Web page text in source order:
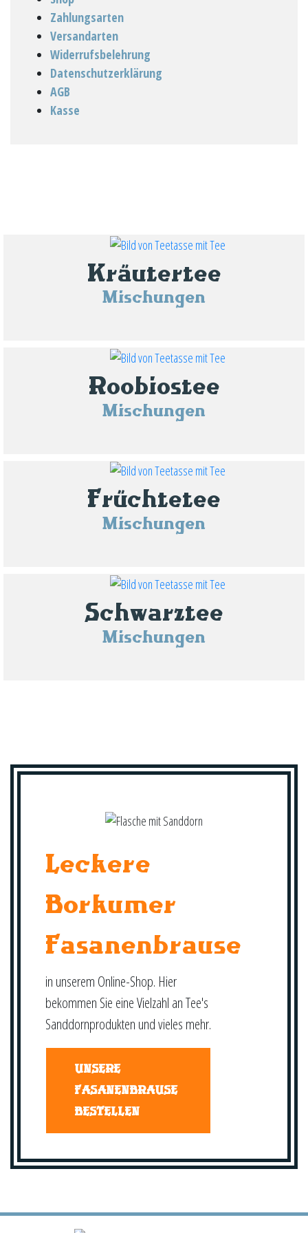
Zahlungsarten
Versandarten
Widerrufsbelehrung
Datenschutzerklärung
AGB
Kasse
Kräutertee
Mischungen
Roobiostee
Mischungen
Früchtetee
Mischungen
Schwarztee
Mischungen
Leckere
Borkumer
Fasanenbrause
in unserem Online-Shop. Hier
bekommen Sie eine Vielzahl an Tee's
Sanddornprodukten und vieles mehr.
UNSERE
FASANENBRAUSE
BESTELLEN